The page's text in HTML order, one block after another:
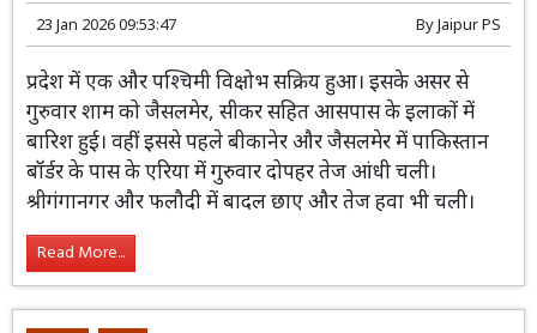
प्रदेश में फिर सक्रिय हुआ पश्चिमी विक्षोभ : जैसलमेर-सीकर में
बारिश बीकानेर में चली आंधी, जयपुर समेत 16 जिलों में येलो
अलर्ट जारी
23 Jan 2026 09:53:47 ByJaipur PS
प्रदेश में एक और पश्चिमी विक्षोभ सक्रिय हुआ।
इसके असर से गुरुवार शाम को जैसलमेर, सीकर
इससे पहले बीकानेर और जैसलमेर में पाकिस्तान बॉर्डर के पास के
एरिया में गुरुवार दोपहर तेज आंधी चली। श्रीगंगानगर और फलौदी